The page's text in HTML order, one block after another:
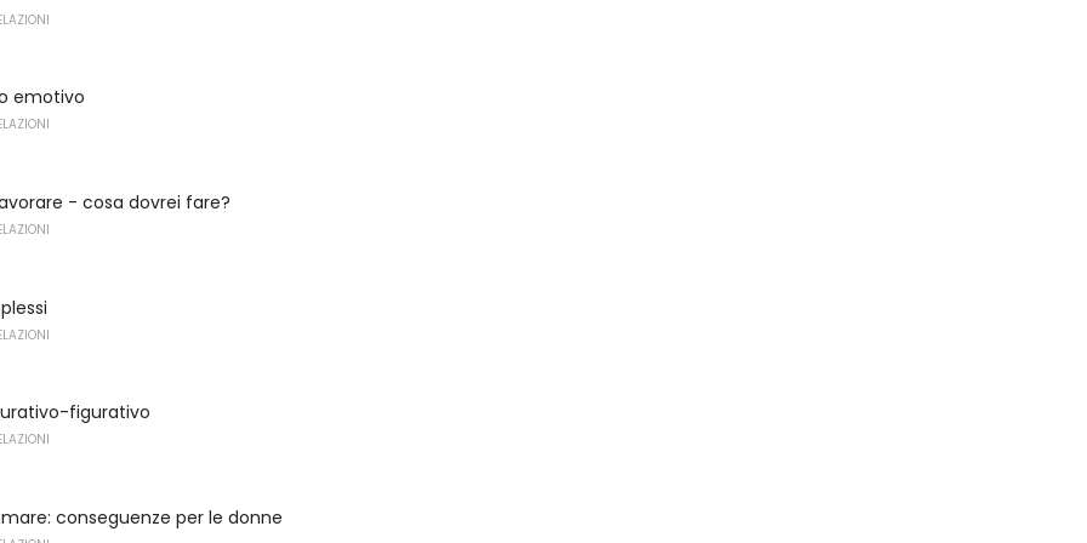
emotivo
- cosa dovrei fare?
figurativo
conseguenze per le donne